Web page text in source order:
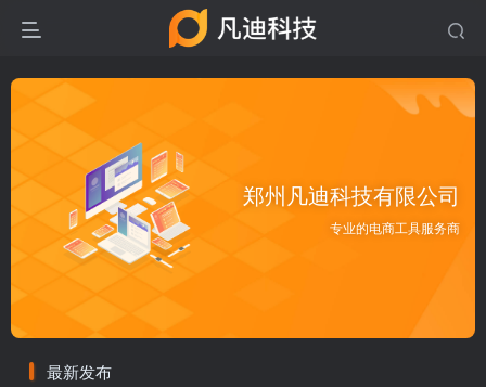
郑州凡迪科技有限公司
专业的电商工具服务商
最新发布